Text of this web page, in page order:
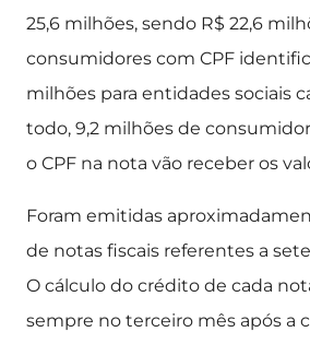
25,6 milhões, sendo R$ 22,6
consumidores com CPF
milhões para entidades sociais
todo, 9,2 milhões de
o CPF na nota vão receber os
Foram emitidas
de notas fiscais referentes a
O cálculo do crédito de cada
sempre no terceiro mês após a